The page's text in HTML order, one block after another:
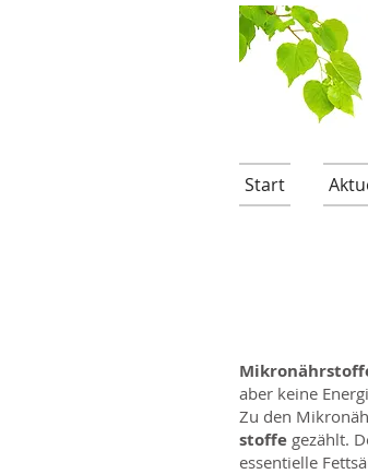
Start
aber keine
Zu den
stoffe gezählt.
essentielle